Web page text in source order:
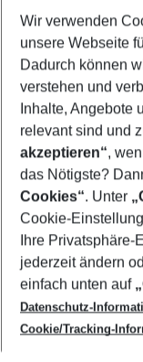
2 Erwachsene
Footer
Footer navigation
Über uns
AGB
Cookie-
Cookie-Richtlinie
Datenschutz
Service & Hilfe
Barrierefreies
Check-in
Folgen Sie uns
Wir verwenden
unsere Webseite
Dadurch können
verstehen und
Inhalte, Angebote
relevant sind und
akzeptieren“,
das Nötigste?
Cookies“. Unter
Cookie-
Ihre Privatsphäre-
jederzeit ändern
einfach unten auf
Datenschutz-
Cookie/Tracking-